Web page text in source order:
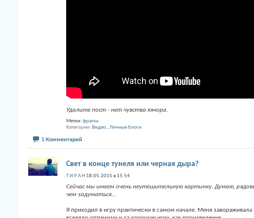
Удалите пост - нет чувства юмора.
Метки: фрагка
Категории Видео , Личные блоги
1 Комментарий
Свет в конце тунеля или черная дыра?
Т И Р А Н 18.05.2015 в 15:54
Сейчас мы имеем очень неутешительную картинку. Думаю,
чем задуматься...
Я приходил в игру практически в самом начале. Меня